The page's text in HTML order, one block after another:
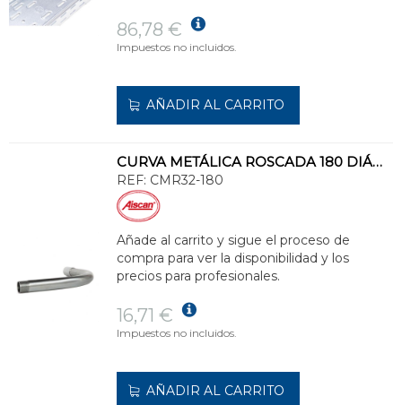
86,78 €
Impuestos no incluidos.
AÑADIR AL CARRITO
CURVA METÁLICA ROSCADA 180 DIÁMETRO 32mm
REF: CMR32-180
Añade al carrito y sigue el proceso de
compra para ver la disponibilidad y los
precios para profesionales.
16,71 €
Impuestos no incluidos.
AÑADIR AL CARRITO